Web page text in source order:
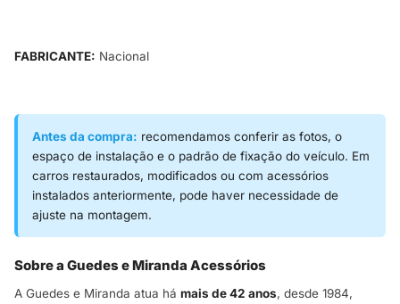
FABRICANTE: Nacional
Antes da compra: recomendamos conferir as fotos, o
espaço de instalação e o padrão de fixação do veículo. Em
carros restaurados, modificados ou com acessórios
instalados anteriormente, pode haver necessidade de
ajuste na montagem.
Sobre a Guedes e Miranda Acessórios
A Guedes e Miranda atua há mais de 42 anos, desde 1984,